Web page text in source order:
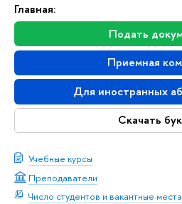
Главная:
Подать
Приемная
Для иностранных
Скачать
Учебные курсы
Преподаватели
Число студентов и вакантные места